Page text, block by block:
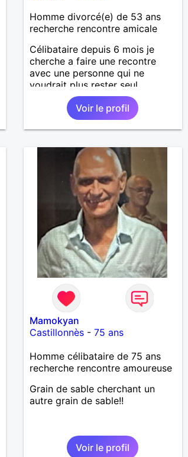
Homme divorcé(e) de 53 ans
recherche rencontre amicale
Célibataire depuis 6 mois je
cherche a faire une recontre
avec une personne qui ne
voudrait plus rester seul ,
comme moi .
Voir le profil
Mamokyan
Castillonnès- 75 ans
Homme célibataire de 75 ans
recherche rencontre amoureuse
Grain de sable cherchant un
autre grain de sable!!
Voir le profil